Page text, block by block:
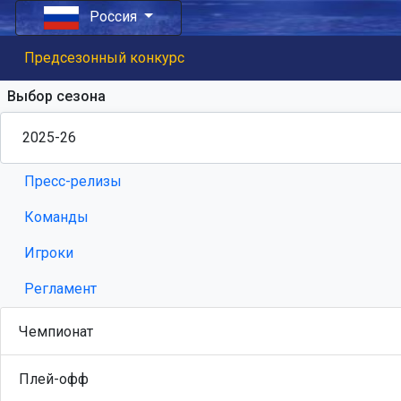
Россия
Предсезонный конкурс
Выбор сезона
Пресс-релизы
Команды
Игроки
Регламент
Чемпионат
Плей-офф